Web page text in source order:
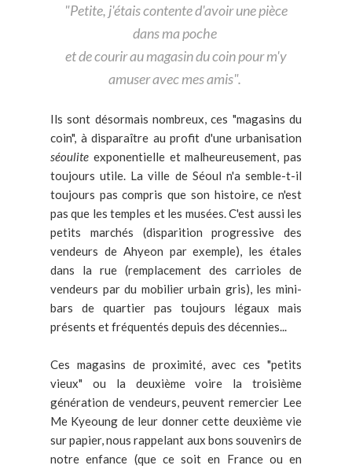
"Petite, j'étais contente d'avoir une pièce
dans ma poche
et de courir au magasin du coinpour m'y
amuser avec mes amis".
Ils sont désormais nombreux, ces "magasins du
coin", à disparaître au profit d'une urbanisation
séoulite exponentielle et malheureusement, pas
toujours utile. La ville de Séoul n'a semble-t-il
toujours pas compris que son histoire, ce n'est
pas que les temples et les musées. C'est aussi les
petits marchés (disparition progressive des
vendeurs de Ahyeon par exemple), les étales
dans la rue (remplacement des carrioles de
vendeurs par du mobilier urbain gris), les mini-
bars de quartier pas toujours légaux mais
présents et fréquentés depuis des décennies...
Ces magasins de proximité, avec ces "petits
vieux" ou la deuxième voire la troisième
génération de vendeurs, peuvent remercier Lee
Me Kyeoung de leur donner cette deuxième vie
sur papier, nous rappelant aux bons souvenirs de
notre enfance (que ce soit en France ou en